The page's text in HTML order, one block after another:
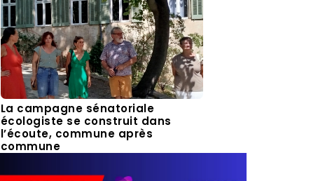
La campagne sénatoriale
écologiste se construit dans
l’écoute, commune après
commune